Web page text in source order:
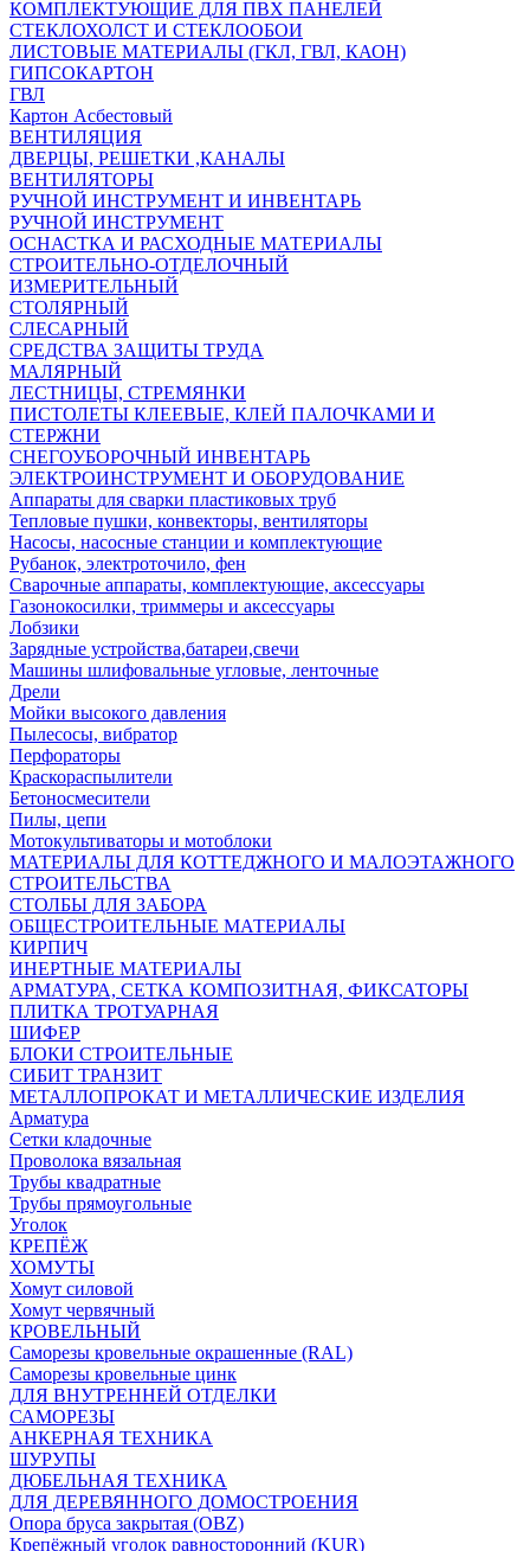
КОМПЛЕКТУЮЩИЕ ДЛЯ ПВХ ПАНЕЛЕЙ
СТЕКЛОХОЛСТ И СТЕКЛООБОИ
ЛИСТОВЫЕ МАТЕРИАЛЫ (ГКЛ, ГВЛ, КАОН)
ГИПСОКАРТОН
ГВЛ
Картон Асбестовый
ВЕНТИЛЯЦИЯ
ДВЕРЦЫ, РЕШЕТКИ ,КАНАЛЫ
ВЕНТИЛЯТОРЫ
РУЧНОЙ ИНСТРУМЕНТ И ИНВЕНТАРЬ
РУЧНОЙ ИНСТРУМЕНТ
ОСНАСТКА И РАСХОДНЫЕ МАТЕРИАЛЫ
СТРОИТЕЛЬНО-ОТДЕЛОЧНЫЙ
ИЗМЕРИТЕЛЬНЫЙ
СТОЛЯРНЫЙ
СЛЕСАРНЫЙ
СРЕДСТВА ЗАЩИТЫ ТРУДА
МАЛЯРНЫЙ
ЛЕСТНИЦЫ, СТРЕМЯНКИ
ПИСТОЛЕТЫ КЛЕЕВЫЕ, КЛЕЙ ПАЛОЧКАМИ И
СТЕРЖНИ
СНЕГОУБОРОЧНЫЙ ИНВЕНТАРЬ
ЭЛЕКТРОИНСТРУМЕНТ И ОБОРУДОВАНИЕ
Аппараты для сварки пластиковых труб
Тепловые пушки, конвекторы, вентиляторы
Насосы, насосные станции и комплектующие
Рубанок, электроточило, фен
Сварочные аппараты, комплектующие, аксессуары
Газонокосилки, триммеры и аксессуары
Лобзики
Зарядные устройства,батареи,свечи
Машины шлифовальные угловые, ленточные
Дрели
Мойки высокого давления
Пылесосы, вибратор
Перфораторы
Краскораспылители
Бетоносмесители
Пилы, цепи
Мотокультиваторы и мотоблоки
МАТЕРИАЛЫ ДЛЯ КОТТЕДЖНОГО И МАЛОЭТАЖНОГО
СТРОИТЕЛЬСТВА
СТОЛБЫ ДЛЯ ЗАБОРА
ОБЩЕСТРОИТЕЛЬНЫЕ МАТЕРИАЛЫ
КИРПИЧ
ИНЕРТНЫЕ МАТЕРИАЛЫ
АРМАТУРА, СЕТКА КОМПОЗИТНАЯ, ФИКСАТОРЫ
ПЛИТКА ТРОТУАРНАЯ
ШИФЕР
БЛОКИ СТРОИТЕЛЬНЫЕ
СИБИТ ТРАНЗИТ
МЕТАЛЛОПРОКАТ И МЕТАЛЛИЧЕСКИЕ ИЗДЕЛИЯ
Арматура
Сетки кладочные
Проволока вязальная
Трубы квадратные
Трубы прямоугольные
Уголок
КРЕПЁЖ
ХОМУТЫ
Хомут силовой
Хомут червячный
КРОВЕЛЬНЫЙ
Саморезы кровельные окрашенные (RAL)
Саморезы кровельные цинк
ДЛЯ ВНУТРЕННЕЙ ОТДЕЛКИ
САМОРЕЗЫ
АНКЕРНАЯ ТЕХНИКА
ШУРУПЫ
ДЮБЕЛЬНАЯ ТЕХНИКА
ДЛЯ ДЕРЕВЯННОГО ДОМОСТРОЕНИЯ
Опора бруса закрытая (OBZ)
Крепёжный уголок равносторонний (KUR)